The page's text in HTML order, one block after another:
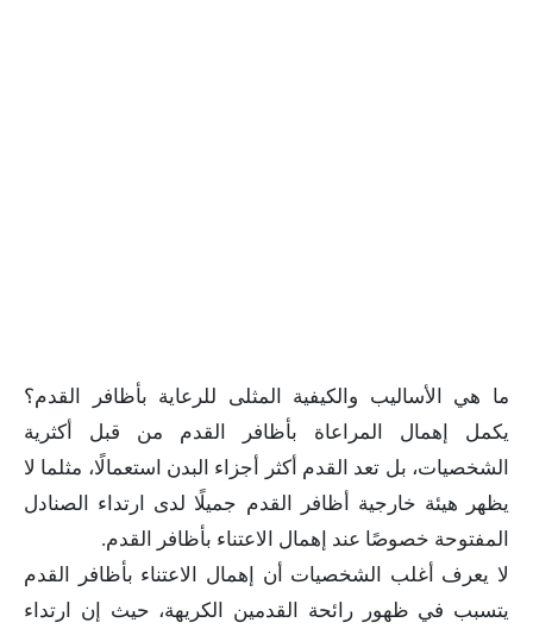
ما هي الأساليب والكيفية المثلى للرعاية بأظافر القدم؟
يكمل إهمال المراعاة بأظافر القدم من قبل أكثرية
الشخصيات، بل تعد القدم أكثر أجزاء البدن استعمالًا، مثلما لا
يظهر هيئة خارجية أظافر القدم جميلًا لدى ارتداء الصنادل
المفتوحة خصوصًا عند إهمال الاعتناء بأظافر القدم.
لا يعرف أغلب الشخصيات أن إهمال الاعتناء بأظافر القدم
يتسبب في ظهور رائحة القدمين الكريهة، حيث إن ارتداء